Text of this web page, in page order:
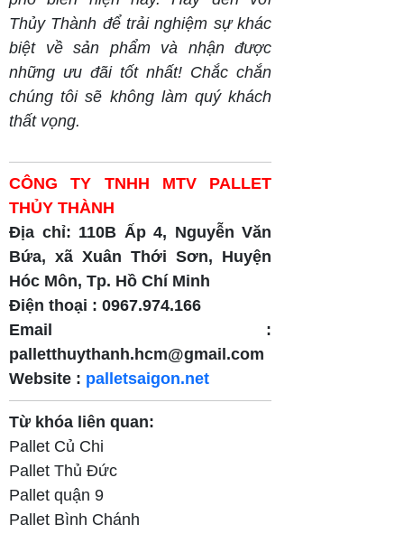
Thủy Thành để trải nghiệm sự khác
biệt về sản phẩm và nhận được
những ưu đãi tốt nhất! Chắc chắn
chúng tôi sẽ không làm quý khách
thất vọng.
CÔNG TY TNHH MTV PALLET
THỦY THÀNH
Địa chỉ: 110B Ấp 4, Nguyễn Văn
Bứa, xã Xuân Thới Sơn, Huyện
Hóc Môn, Tp. Hồ Chí Minh
Điện thoại : 0967.974.166
Email :
palletthuythanh.hcm@gmail.com
Website : palletsaigon.net
Từ khóa liên quan:
Pallet Củ Chi
Pallet Thủ Đức
Pallet quận 9
Pallet Bình Chánh